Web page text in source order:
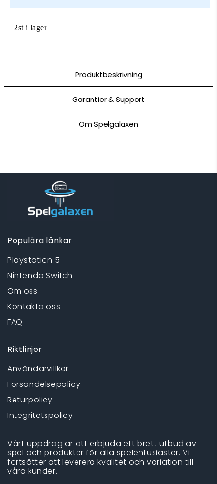
2st i lager
Produktbeskrivning
Garantier & Support
Om Spelgalaxen
Populära länkar
Playstation 5
Nintendo Switch
Om oss
Kontakta oss
FAQ
Riktlinjer
Användarvillkor
Försändelsepolicy
Returpolicy
Integritetspolicy
Vårt uppdrag är att erbjuda ett brett utbud av
spel och produkter för alla spelentusiaster. Vi
fortsätter att leverera kvalitet och variation till
våra kunder.